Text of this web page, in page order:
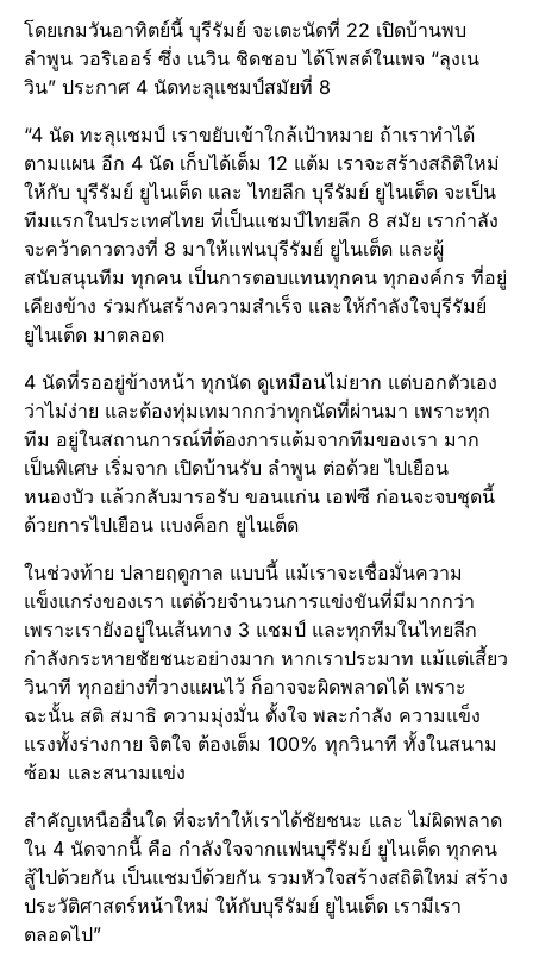
โดยเกมวันอาทิตย์นี้ บุรีรัมย์ จะเตะนัดที่ 22 เปิดบ้านพบ
ลำพูน วอริเออร์ ซึ่ง เนวิน ชิดชอบ ได้โพสต์ในเพจ “ลุงเน
วิน” ประกาศ 4 นัดทะลุแชมป์สมัยที่ 8
“4 นัด ทะลุแชมป์ เราขยับเข้าใกล้เป้าหมาย ถ้าเราทำได้
ตามแผน อีก 4 นัด เก็บได้เต็ม 12 แต้ม เราจะสร้างสถิติใหม่
ให้กับ บุรีรัมย์ ยูไนเต็ด และ ไทยลีก บุรีรัมย์ ยูไนเต็ด จะเป็น
ทีมแรกในประเทศไทย ที่เป็นแชมป์ไทยลีก 8 สมัย เรากำลัง
จะคว้าดาวดวงที่ 8 มาให้แฟนบุรีรัมย์ ยูไนเต็ด และผู้
สนับสนุนทีม ทุกคน เป็นการตอบแทนทุกคน ทุกองค์กร ที่อยู่
เคียงข้าง ร่วมกันสร้างความสำเร็จ และให้กำลังใจบุรีรัมย์
ยูไนเต็ด มาตลอด
4 นัดที่รออยู่ข้างหน้า ทุกนัด ดูเหมือนไม่ยาก แต่บอกตัวเอง
ว่าไม่ง่าย และต้องทุ่มเทมากกว่าทุกนัดที่ผ่านมา เพราะทุก
ทีม อยู่ในสถานการณ์ที่ต้องการแต้มจากทีมของเรา มาก
เป็นพิเศษ เริ่มจาก เปิดบ้านรับ ลำพูน ต่อด้วย ไปเยือน
หนองบัว แล้วกลับมารอรับ ขอนแก่น เอฟซี ก่อนจะจบชุดนี้
ด้วยการไปเยือน แบงค็อก ยูไนเต็ด
ในช่วงท้าย ปลายฤดูกาล แบบนี้ แม้เราจะเชื่อมั่นความ
แข็งแกร่งของเรา แต่ด้วยจำนวนการแข่งขันที่มีมากกว่า
เพราะเรายังอยู่ในเส้นทาง 3 แชมป์ และทุกทีมในไทยลีก
กำลังกระหายชัยชนะอย่างมาก หากเราประมาท แม้แต่เสี้ยว
วินาที ทุกอย่างที่วางแผนไว้ ก็อาจจะผิดพลาดได้ เพราะ
ฉะนั้น สติ สมาธิ ความมุ่งมั่น ตั้งใจ พละกำลัง ความแข็ง
แรงทั้งร่างกาย จิตใจ ต้องเต็ม 100% ทุกวินาที ทั้งในสนาม
ซ้อม และสนามแข่ง
สำคัญเหนืออื่นใด ที่จะทำให้เราได้ชัยชนะ และ ไม่ผิดพลาด
ใน 4 นัดจากนี้ คือ กำลังใจจากแฟนบุรีรัมย์ ยูไนเต็ด ทุกคน
สู้ไปด้วยกัน เป็นแชมป์ด้วยกัน รวมหัวใจสร้างสถิติใหม่ สร้าง
ประวัติศาสตร์หน้าใหม่ ให้กับบุรีรัมย์ ยูไนเต็ด เรามีเรา
ตลอดไป”